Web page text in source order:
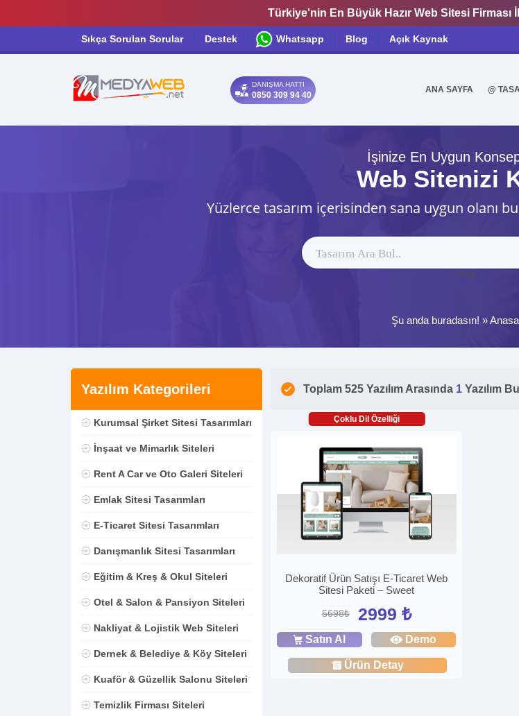
Türkiye'nin En Büyük Hazır Web Sitesi
Sıkça Sorulan Sorular Destek Whatsapp Blog Açık Kaynak
DANIŞMA HATTI
0850 309 94 40
ANA SAYFA @
İşinize En Uygun
Web Sitenizi
Yüzlerce tasarım içerisinden sana uygun olanı
ytag
Şu anda buradasın! »
Yazılım Kategorileri
Kurumsal Şirket Sitesi Tasarımları
İnşaat ve Mimarlık Siteleri
Rent A Car ve Oto Galeri Siteleri
Emlak Sitesi Tasarımları
E-Ticaret Sitesi Tasarımları
Danışmanlık Sitesi Tasarımları
Eğitim & Kreş & Okul Siteleri
Otel & Salon & Pansiyon Siteleri
Nakliyat & Lojistik Web Siteleri
Dernek & Belediye & Köy Siteleri
Kuaför & Güzellik Salonu Siteleri
Temizlik Firması Siteleri
Toplam 525 Yazılım Arasında 1 Yazılım
Çoklu Dil Özelliği
Dekoratif Ürün Satışı E-Ticaret Web
Sitesi Paketi – Sweet
5698₺ 2999 ₺
Satın Al Demo
Ürün Detay